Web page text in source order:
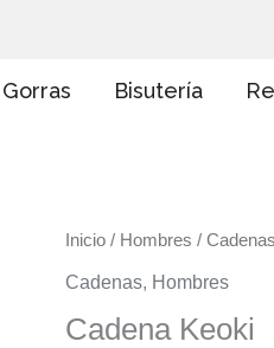
Gorras Bisutería
Inicio / Hombres /
Cadenas, Hombres
Cadena Keoki
Cadena
g
e